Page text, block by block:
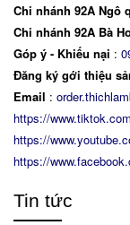
Chi nhánh 92A Ngô
Chi nhánh 92A Bà
Góp ý - Khiếu nại :
Đăng ký gới thiệu
Email :
https://
https://
https://
Tin tức